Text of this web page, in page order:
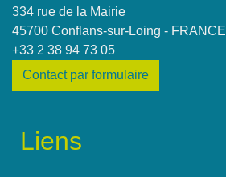
334 rue de la Mairie
45700 Conflans-sur-Loing - FRANCE
+33 2 38 94 73 05
Contact par formulaire
Liens